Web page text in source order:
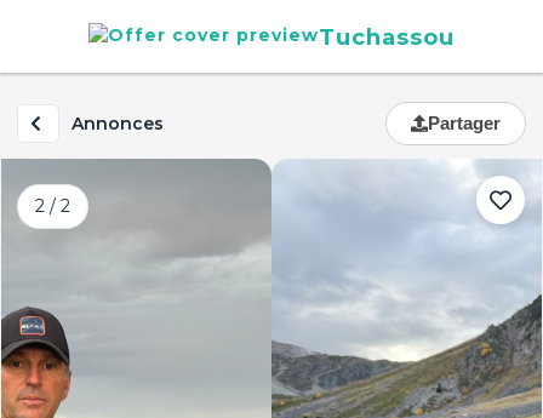
Tuchassou
Annonces Partager
2 / 2